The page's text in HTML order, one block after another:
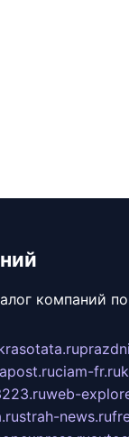
компаний
ciam-fr.ru
web-
strah-news.ru